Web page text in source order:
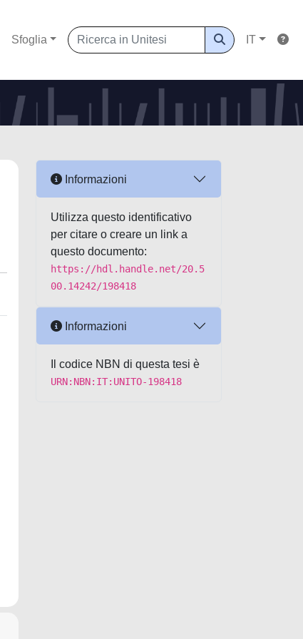
Sfoglia IT
Informazioni
Utilizza questo identificativo
per citare o creare un link a
questo documento:
https://hdl.handle.net/20.5
00.14242/198418
Informazioni
Il codice NBN di questa tesi è
URN:NBN:IT:UNITO-198418